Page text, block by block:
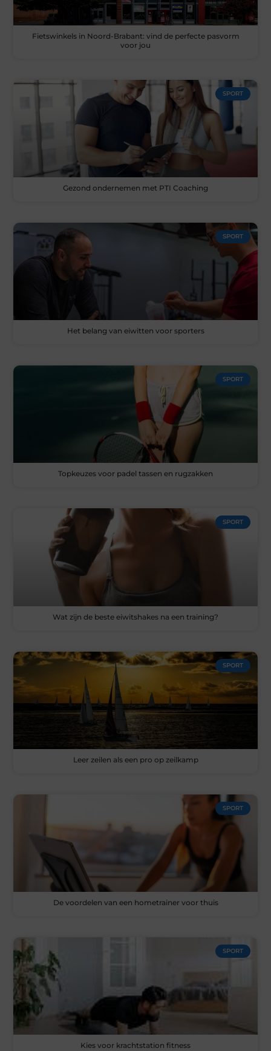
Fietswinkels in Noord-Brabant: vind de perfecte pasvorm
voor jou
SPORT
Gezond ondernemen met PTI Coaching
SPORT
Het belang van eiwitten voor sporters
SPORT
Topkeuzes voor padel tassen en rugzakken
SPORT
Wat zijn de beste eiwitshakes na een training?
SPORT
Leer zeilen als een pro op zeilkamp
SPORT
De voordelen van een hometrainer voor thuis
SPORT
Kies voor krachtstation fitness